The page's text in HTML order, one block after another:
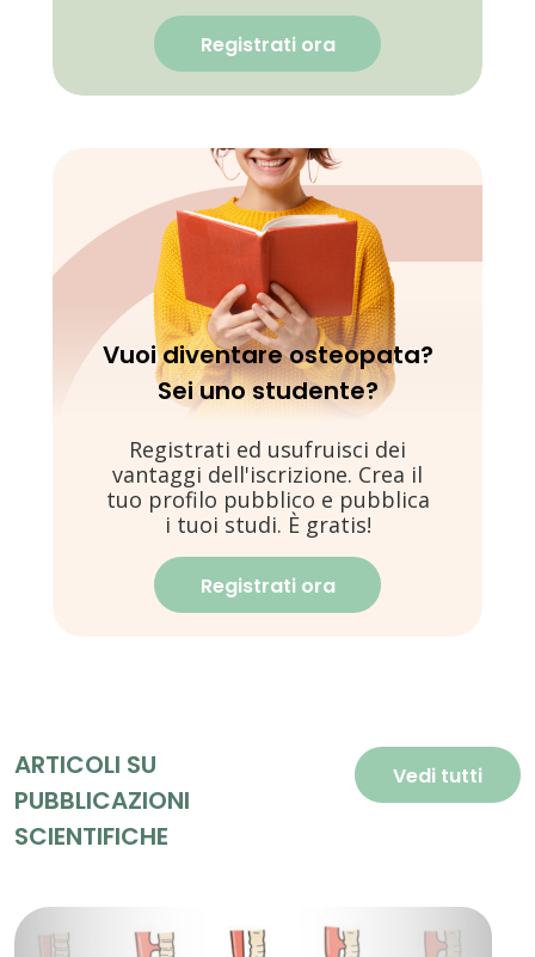
Registrati ora
Vuoi diventare osteopata?
Sei uno studente?
Registrati ed usufruisci dei
vantaggi dell'iscrizione. Crea il
tuo profilo pubblico e pubblica
i tuoi studi. È gratis!
Registrati ora
ARTICOLI SU
PUBBLICAZIONI
SCIENTIFICHE
Vedi tutti